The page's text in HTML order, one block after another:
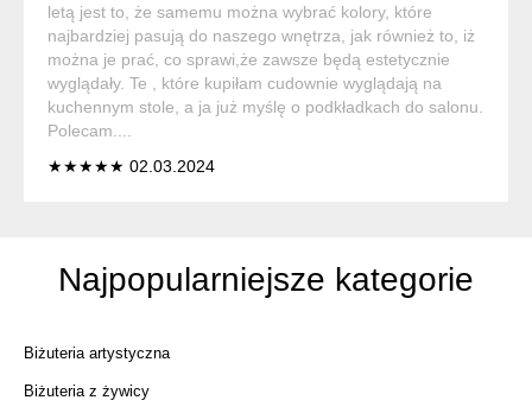
letą jest to, że samemu można wybrać kolory, które
najbardziej pasują do naszego wnętrza, jak również to, iż
można je prać, co sprawi,że zawsze będą estetycznie
wyglądały. Te , które kupiłam cudownie wyglądają na
kuchennym stole, a ja już myślę o podkładkach do salonu.
Polecam....
★★★★★ 02.03.2024
Najpopularniejsze kategorie
Biżuteria artystyczna
Biżuteria z żywicy